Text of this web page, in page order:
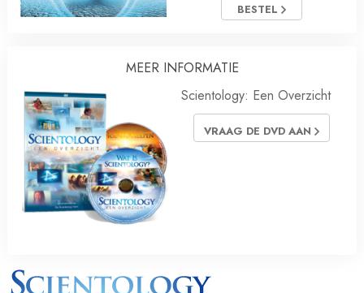
BESTEL
MEER INFORMATIE
Scientology: Een Overzicht
VRAAG DE DVD AAN